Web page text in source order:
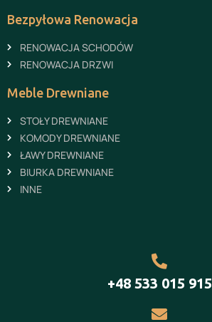
Bezpyłowa Renowacja
RENOWACJA SCHODÓW
RENOWACJA DRZWI
Meble Drewniane
STOŁY DREWNIANE
KOMODY DREWNIANE
ŁAWY DREWNIANE
BIURKA DREWNIANE
INNE
+48 533 015 915